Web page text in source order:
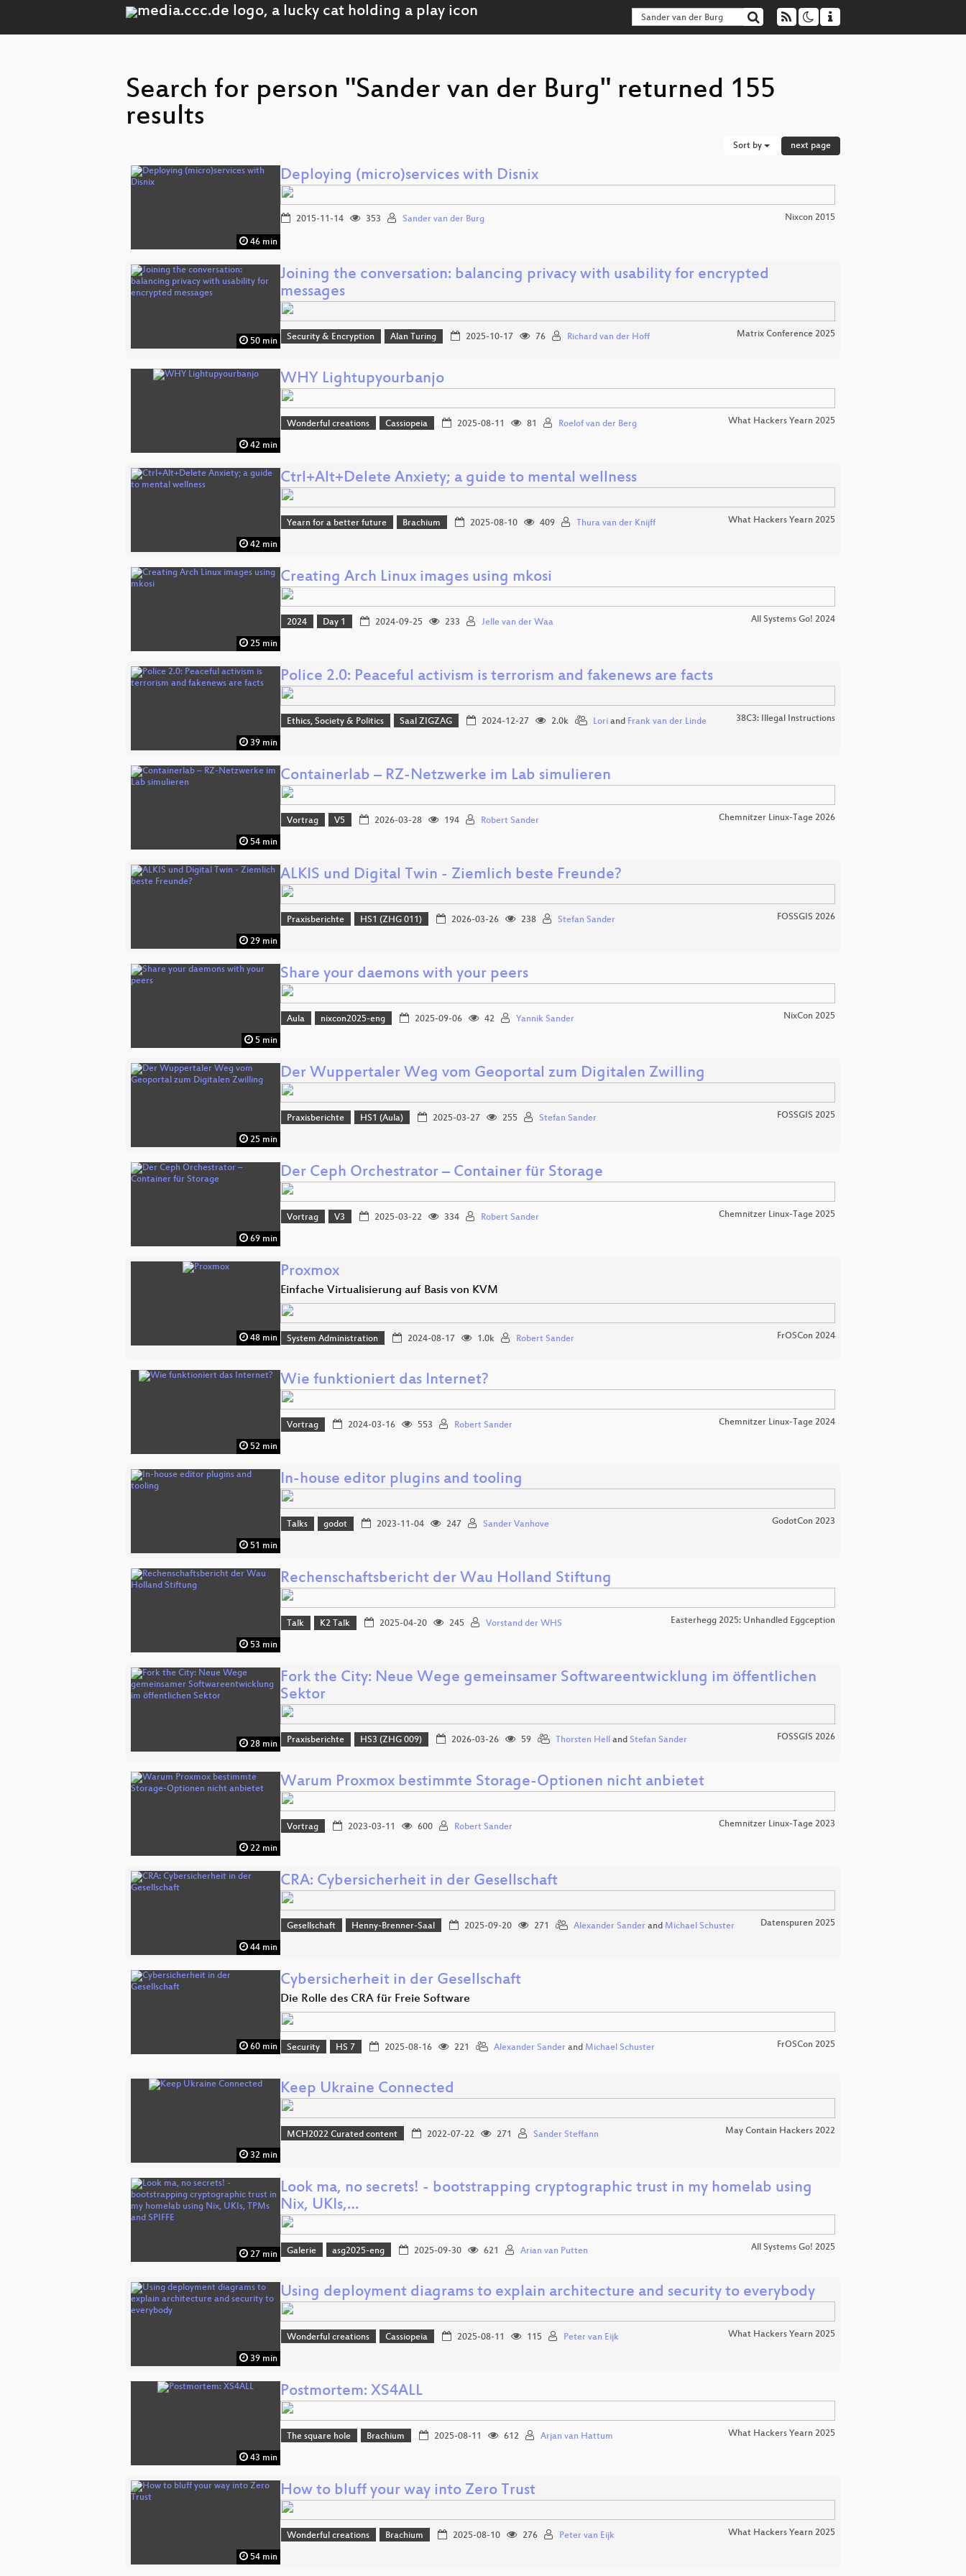
Search for person "Sander van der Burg" returned 155
results
Sort by next page
46 min
Deploying (micro)services with Disnix
2015-11-14 353 Sander van der Burg Nixcon 2015
50 min
Joining the conversation: balancing privacy with usability for encrypted
messages
Security & Encryption Alan Turing 2025-10-17 76 Richard van der Hoff Matrix Conference 2025
42 min
WHY Lightupyourbanjo
Wonderful creations Cassiopeia 2025-08-11 81 Roelof van der Berg What Hackers Yearn 2025
42 min
Ctrl+Alt+Delete Anxiety; a guide to mental wellness
Yearn for a better future Brachium 2025-08-10 409 Thura van der Knijff What Hackers Yearn 2025
25 min
Creating Arch Linux images using mkosi
2024 Day 1 2024-09-25 233 Jelle van der Waa All Systems Go! 2024
39 min
Police 2.0: Peaceful activism is terrorism and fakenews are facts
Ethics, Society & Politics Saal ZIGZAG 2024-12-27 2.0k Loriand Frank van der Linde 38C3: Illegal Instructions
54 min
Containerlab – RZ-Netzwerke im Lab simulieren
Vortrag V5 2026-03-28 194 Robert Sander Chemnitzer Linux-Tage 2026
29 min
ALKIS und Digital Twin - Ziemlich beste Freunde?
Praxisberichte HS1 (ZHG 011) 2026-03-26 238 Stefan Sander FOSSGIS 2026
5 min
Share your daemons with your peers
Aula nixcon2025-eng 2025-09-06 42 Yannik Sander NixCon 2025
25 min
Der Wuppertaler Weg vom Geoportal zum Digitalen Zwilling
Praxisberichte HS1 (Aula) 2025-03-27 255 Stefan Sander FOSSGIS 2025
69 min
Der Ceph Orchestrator – Container für Storage
Vortrag V3 2025-03-22 334 Robert Sander Chemnitzer Linux-Tage 2025
48 min
Proxmox
Einfache Virtualisierung auf Basis von KVM
System Administration 2024-08-17 1.0k Robert Sander FrOSCon 2024
52 min
Wie funktioniert das Internet?
Vortrag 2024-03-16 553 Robert Sander Chemnitzer Linux-Tage 2024
51 min
In-house editor plugins and tooling
Talks godot 2023-11-04 247 Sander Vanhove GodotCon 2023
53 min
Rechenschaftsbericht der Wau Holland Stiftung
Talk K2 Talk 2025-04-20 245 Vorstand der WHS Easterhegg 2025: Unhandled Eggception
28 min
Fork the City: Neue Wege gemeinsamer Softwareentwicklung im öffentlichen
Sektor
Praxisberichte HS3 (ZHG 009) 2026-03-26 59 Thorsten Helland Stefan Sander FOSSGIS 2026
22 min
Warum Proxmox bestimmte Storage-Optionen nicht anbietet
Vortrag 2023-03-11 600 Robert Sander Chemnitzer Linux-Tage 2023
44 min
CRA: Cybersicherheit in der Gesellschaft
Gesellschaft Henny-Brenner-Saal 2025-09-20 271 Alexander Sanderand Michael Schuster Datenspuren 2025
60 min
Cybersicherheit in der Gesellschaft
Die Rolle des CRA für Freie Software
Security HS 7 2025-08-16 221 Alexander Sanderand Michael Schuster FrOSCon 2025
32 min
Keep Ukraine Connected
MCH2022 Curated content 2022-07-22 271 Sander Steffann May Contain Hackers 2022
27 min
Look ma, no secrets! - bootstrapping cryptographic trust in my homelab using
Nix, UKIs,…
Galerie asg2025-eng 2025-09-30 621 Arian van Putten All Systems Go! 2025
39 min
Using deployment diagrams to explain architecture and security to everybody
Wonderful creations Cassiopeia 2025-08-11 115 Peter van Eijk What Hackers Yearn 2025
43 min
Postmortem: XS4ALL
The square hole Brachium 2025-08-11 612 Arjan van Hattum What Hackers Yearn 2025
54 min
How to bluff your way into Zero Trust
Wonderful creations Brachium 2025-08-10 276 Peter van Eijk What Hackers Yearn 2025